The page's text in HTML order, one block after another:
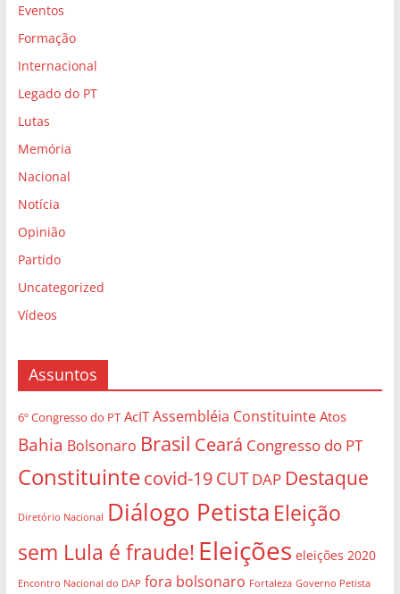
Eventos
Formação
Internacional
Legado do PT
Lutas
Memória
Nacional
Notícia
Opinião
Partido
Uncategorized
Vídeos
Assuntos
6º Congresso do PT AcIT Assembléia Constituinte Atos
Bahia Bolsonaro Brasil Ceará Congresso do PT
Constituintecovid-19CUT DAP Destaque
Diretório Nacional Diálogo Petista Eleição
sem Lula é fraude! Eleições eleições 2020
Encontro Nacional do DAP fora bolsonaro Fortaleza Governo Petista